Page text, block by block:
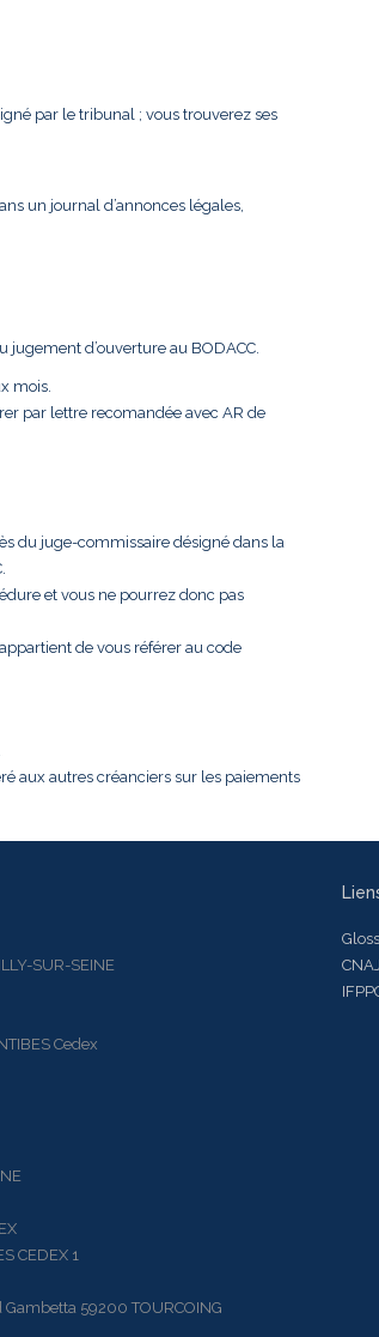
par le tribunal ; vous trouverez ses
un journal d’annonces légales,
d’ouverture au BODACC.
mois.
par lettre recomandée avec AR de
du juge-commissaire désigné dans la
et vous ne pourrez donc pas
de vous référer au code
aux autres créanciers sur les paiements
SUR-SEINE
Cedex
CEDEX 1
59200 TOURCOING